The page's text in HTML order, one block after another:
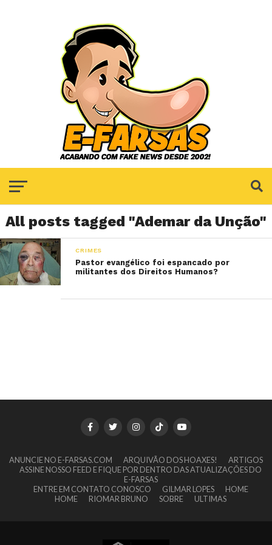
All posts tagged "Ademar da Unção"
CRIMES
Pastor evangélico foi espancado por
militantes dos Direitos Humanos?
ANUNCIE NO E-FARSAS.COM ARQUIVÃO DOS HOAXES!
ARTIGOS
ASSINE NOSSO FEED E FIQUE POR DENTRO DAS ATUALIZAÇÕES DO
E-FARSAS
ENTRE EM CONTATO CONOSCO
GILMAR LOPES
HOME
HOME
RIOMAR BRUNO SOBRE ULTIMAS